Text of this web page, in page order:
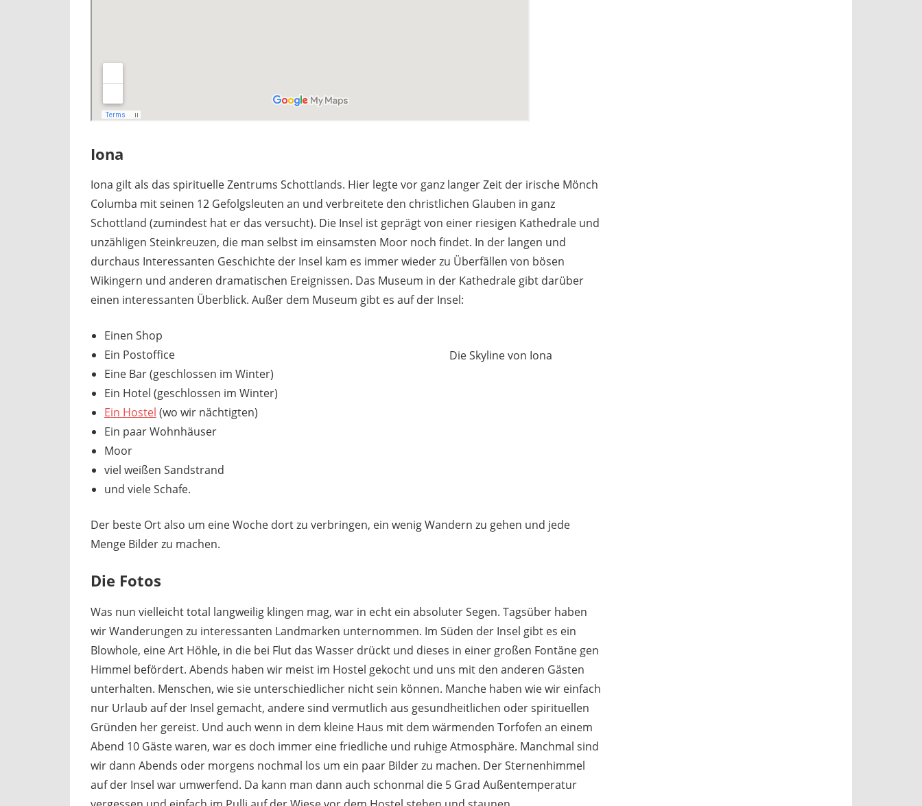
Iona
Iona gilt als das spirituelle Zentrums Schottlands. Hier legte vor ganz langer Zeit der irische Mönch
Columba mit seinen 12 Gefolgsleuten an und verbreitete den christlichen Glauben in ganz
Schottland (zumindest hat er das versucht). Die Insel ist geprägt von einer riesigen Kathedrale und
unzähligen Steinkreuzen, die man selbst im einsamsten Moor noch findet. In der langen und
durchaus Interessanten Geschichte der Insel kam es immer wieder zu Überfällen von bösen
Wikingern und anderen dramatischen Ereignissen. Das Museum in der Kathedrale gibt darüber
einen interessanten Überblick. Außer dem Museum gibt es auf der Insel:
Die Skyline von Iona
Einen Shop
Ein Postoffice
Eine Bar (geschlossen im Winter)
Ein Hotel (geschlossen im Winter)
Ein Hostel (wo wir nächtigten)
Ein paar Wohnhäuser
Moor
viel weißen Sandstrand
und viele Schafe.
Der beste Ort also um eine Woche dort zu verbringen, ein wenig Wandern zu gehen und jede
Menge Bilder zu machen.
Die Fotos
Was nun vielleicht total langweilig klingen mag, war in echt ein absoluter Segen. Tagsüber haben
wir Wanderungen zu interessanten Landmarken unternommen. Im Süden der Insel gibt es ein
Blowhole, eine Art Höhle, in die bei Flut das Wasser drückt und dieses in einer großen Fontäne gen
Himmel befördert. Abends haben wir meist im Hostel gekocht und uns mit den anderen Gästen
unterhalten. Menschen, wie sie unterschiedlicher nicht sein können. Manche haben wie wir einfach
nur Urlaub auf der Insel gemacht, andere sind vermutlich aus gesundheitlichen oder spirituellen
Gründen her gereist. Und auch wenn in dem kleine Haus mit dem wärmenden Torfofen an einem
Abend 10 Gäste waren, war es doch immer eine friedliche und ruhige Atmosphäre. Manchmal sind
wir dann Abends oder morgens nochmal los um ein paar Bilder zu machen. Der Sternenhimmel
auf der Insel war umwerfend. Da kann man dann auch schonmal die 5 Grad Außentemperatur